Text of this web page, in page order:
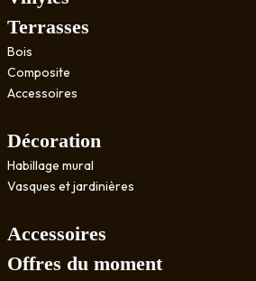
Terrasses
Bois
Composite
Accessoires
Décoration
Habillage mural
Vasques et jardinières
Accessoires
Offres du moment